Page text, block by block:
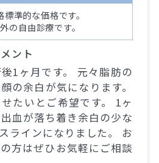
準的な価格です。
の自由診療です。
ント
1ヶ月です。 元々脂肪の
の余白が気になります。
たいとご希望です。 1ヶ
血が落ち着き余白の少な
ラインになりました。 お
方はぜひお気軽にご相談